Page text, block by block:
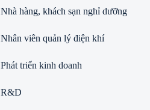
Nhà hàng, khách sạn nghỉ dưỡng
Nhân viên quản lý điện khí
Phát triển kinh doanh
R&D